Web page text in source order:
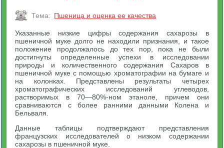
Тема: Пшеница и оценка ее качества
Указанные низкие цифры содержания сахарозы в
пшеничной муке долго не находили признания, и такое
положение продолжалось до тех пор, пока не были
достигнуты определенные успехи в исследовании
природы и количественного содержания Сахаров в
пшеничной муке с помощью хроматографии на бумаге и
на колонках. Представлены результаты четырех
хроматографических исследований углеводов,
растворимых в 70—80%-ном этаноле, причем они
сравниваются с более ранними данными Колена и
Бельваля.
Данные таблицы подтверждают представления
французских исследователей о низком содержании
сахарозы в пшеничной муке.